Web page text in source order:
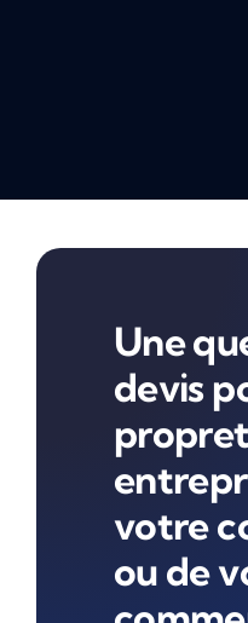
Une
devis
votre
ou de